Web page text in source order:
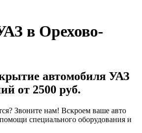
в Орехово-
автомобиля УАЗ
от 2500 руб.
Звоните нам! Вскроем ваше авто
специального оборудования и